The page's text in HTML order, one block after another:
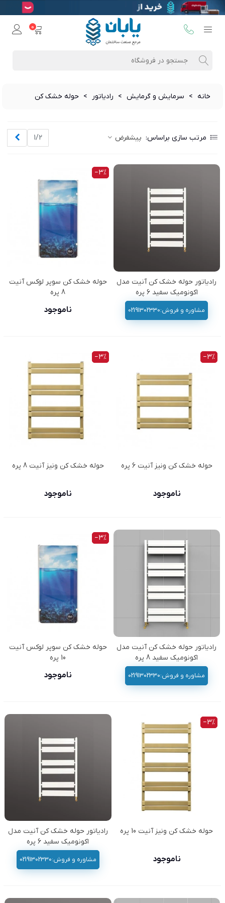
0
خانه > سرمایش و گرمایش > رادیاتور > حوله خشک کن
مرتب سازی براساس: پیشفرض 1/2
رادیاتور حوله خشک کن آنیت مدل
اکونومیک سفید 6 پره
مشاوره و فروش:02191302330
‎−3%
حوله خشک کن سوپر لوکس آنیت
8 پره
ناموجود
‎−3%
حوله خشک کن ونیز آنیت 6 پره
ناموجود
‎−3%
حوله خشک کن ونیز آنیت 8 پره
ناموجود
رادیاتور حوله خشک کن آنیت مدل
اکونومیک سفید 8 پره
مشاوره و فروش:02191302330
‎−3%
حوله خشک کن سوپر لوکس آنیت
10 پره
ناموجود
‎−3%
حوله خشک کن ونیز آنیت 10 پره
ناموجود
رادیاتور حوله خشک کن آنیت مدل
اکونومیک سفید 6 پره
مشاوره و فروش:02191302330